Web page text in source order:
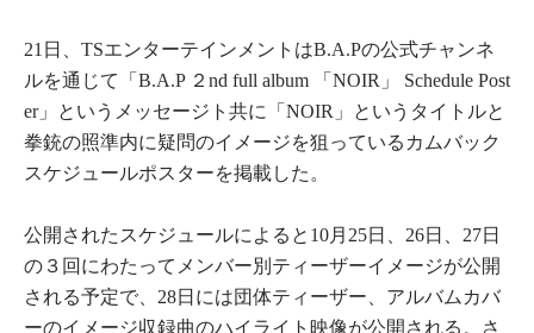
21日、TSエンターテインメントはB.A.Pの公式チャンネ
ルを通じて「B.A.P ２nd full album 「NOIR」 Schedule Post
er」というメッセージト共に「NOIR」というタイトルと
拳銃の照準内に疑問のイメージを狙っているカムバック
スケジュールポスターを掲載した。
公開されたスケジュールによると10月25日、26日、27日
の３回にわたってメンバー別ティーザーイメージが公開
される予定で、28日には団体ティーザー、アルバムカバ
ーのイメージ収録曲のハイライト映像が公開される。さ